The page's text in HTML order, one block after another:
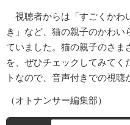
視聴者からは「すごくかわ
き」など、猫の親子のかわ
ていました。猫の親子のさま
を、ぜひチェックしてみてく
トなので、音声付きでの視聴
（オトナンサー編集部）